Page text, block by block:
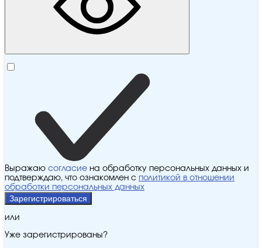
Выражаю согласие на обработку персональных данных и
подтверждаю, что ознакомлен с политикой в отношении
обработки персональных данных
Зарегистрироваться
или
Уже зарегистрированы?